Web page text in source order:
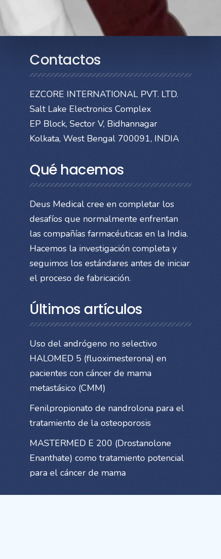
Contactos
EZCORE INTERNATIONAL PVT. LTD.
Salt Lake Electronics Complex
EP Block, Sector V, Bidhannagar
Kolkata, West Bengal 700091, INDIA
Qué hacemos
Deus Medical cree en completar los
desafíos que normalmente enfrentan
las compañías farmacéuticas en la India.
Hacemos la investigación completa y
seguimos los estándares antes de iniciar
el proceso de fabricación.
Últimos artículos
Uso del andrógeno no selectivo
HALOMED 5 (fluoximesterona) en
pacientes con cáncer de mama
metastásico (CMM)
Fenilpropionato de nandrolona para el
tratamiento de la osteoporosis
MASTERMED E 200 (Drostanolone
Enanthate) como tratamiento potencial
para el cáncer de mama